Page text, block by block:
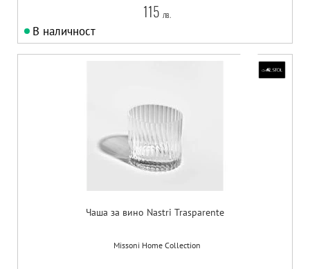
115 лв.
В наличност
Чаша за вино Nastri Trasparente
Missoni Home Collection